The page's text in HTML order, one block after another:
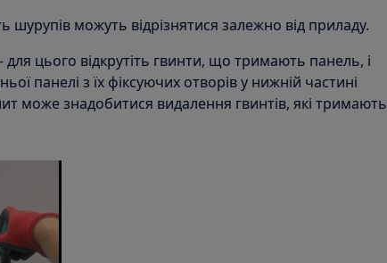
шурупів можуть відрізнятися залежно від приладу.
для цього відкрутіть гвинти, що тримають панель, і
панелі з їх фіксуючих отворів у нижній частині
може знадобитися видалення гвинтів, які тримають